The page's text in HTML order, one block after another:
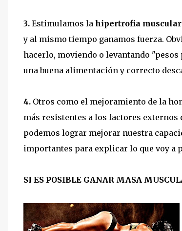
3. Estimulamos la hipertrofia muscular
y al mismo tiempo ganamos fuerza.
hacerlo, moviendo o levantando
una buena alimentación y correcto
4. Otros como el mejoramiento de la
más resistentes a los factores
podemos lograr mejorar nuestra
importantes para explicar lo que voy a
SI ES POSIBLE GANAR MASA